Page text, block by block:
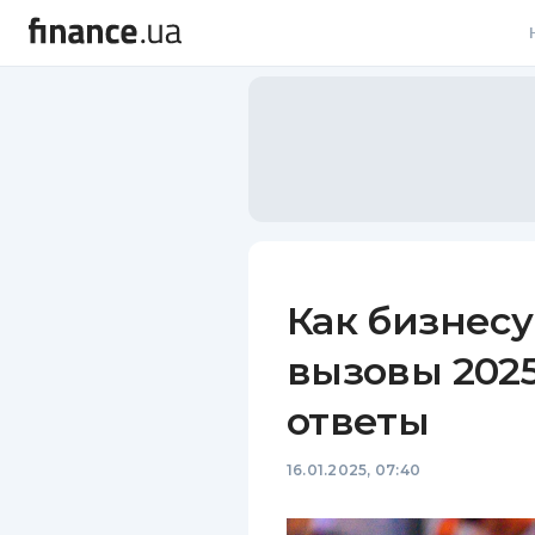
Как
вызовы
ответы
16.01.2025, 07:40